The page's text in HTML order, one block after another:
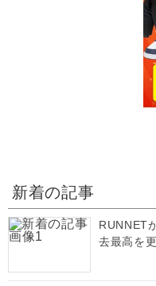
新着の記事
RUNNET
去最高を